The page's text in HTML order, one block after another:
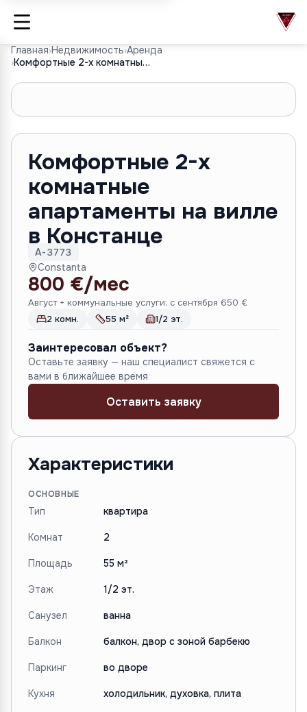
Главная›Недвижимость›Аренда
›
Комфортные 2-х комнатные апартаменты на вилле в Констанце
1/10
Комфортные 2-х
комнатные
апартаменты на вилле
в Констанце
A-3773
Constanta
800 €/мес
Август + коммунальные услуги; с сентября 650 €
2 комн.
55 м² 1/2 эт.
Заинтересовал объект?
Оставьте заявку — наш специалист свяжется с
вами в ближайшее время
Оставить заявку
Характеристики
ОСНОВНЫЕ
Тип квартира
Комнат 2
Площадь 55 м²
Этаж 1/2 эт.
Санузел ванна
Балкон балкон, двор с зоной барбекю
Паркинг во дворе
Кухня холодильник, духовка, плита